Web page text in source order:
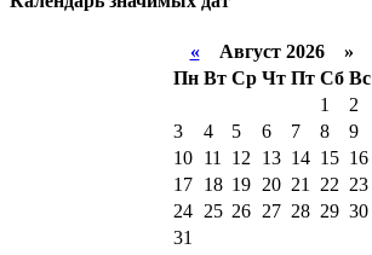
«Август 2026 »
Пн Вт Ср Чт Пт Сб Вс
1
2
3
4 5 6 7 8
9
10
11 12 13 14 15 16
17
18 19 20 21 22 23
24 25 26 27 28 29 30
31